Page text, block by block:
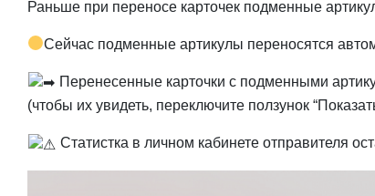
Раньше при переносе карточек подменные
Сейчас подменные артикулы переносятся
Перенесенные карточки с подменными
(чтобы их увидеть, переключите ползунок
Статистка в личном кабинете отправителя